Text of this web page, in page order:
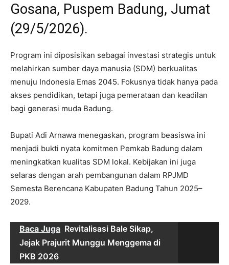
Gosana, Puspem Badung, Jumat
(29/5/2026).
Program ini diposisikan sebagai investasi strategis untuk
melahirkan sumber daya manusia (SDM) berkualitas
menuju Indonesia Emas 2045. Fokusnya tidak hanya pada
akses pendidikan, tetapi juga pemerataan dan keadilan
bagi generasi muda Badung.
Bupati Adi Arnawa menegaskan, program beasiswa ini
menjadi bukti nyata komitmen Pemkab Badung dalam
meningkatkan kualitas SDM lokal. Kebijakan ini juga
selaras dengan arah pembangunan dalam RPJMD
Semesta Berencana Kabupaten Badung Tahun 2025–
2029.
Baca Juga Revitalisasi Bale Sikap,
Jejak Prajurit Munggu Menggema di
PKB 2026